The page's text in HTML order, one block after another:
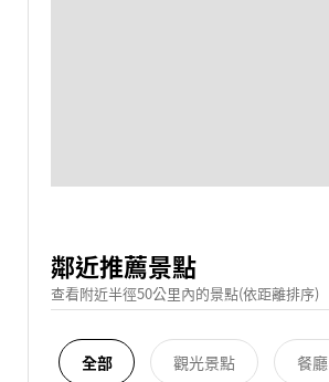
鄰近推薦景點
查看附近半徑50公里內的景點(依距離排序)
全部 觀光景點 餐廳